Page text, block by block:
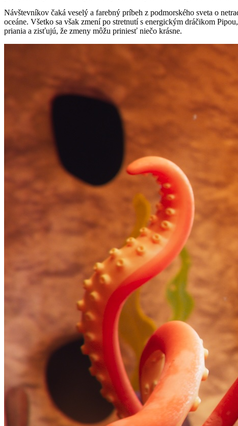
Návštevníkov čaká veselý a farebný príbeh z podmorského sveta o
oceáne. Všetko sa však zmení po stretnutí s energickým dráčikom
priania a zisťujú, že zmeny môžu priniesť niečo krásne.